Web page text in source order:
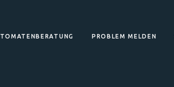
PROBLEM MELDEN